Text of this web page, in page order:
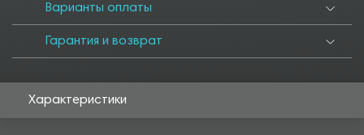
Варианты оплаты
Гарантия и возврат
Характеристики